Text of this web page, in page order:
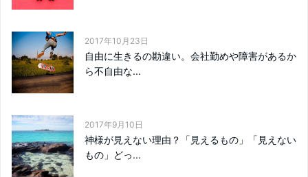
2017年10月23日
自由に生きるの勘違い。会社勤めや障害があるか
ら不自由な...
2017年9月10日
神様が見えない理由？「見えるもの」「見えない
もの」どっ...